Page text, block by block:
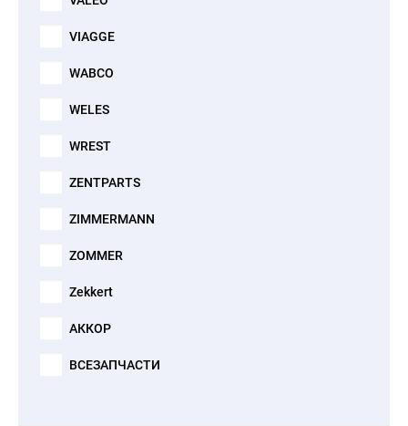
VIAGGE
WABCO
WELES
WREST
ZENTPARTS
ZIMMERMANN
ZOMMER
Zekkert
АККОР
ВСЕЗАПЧАСТИ